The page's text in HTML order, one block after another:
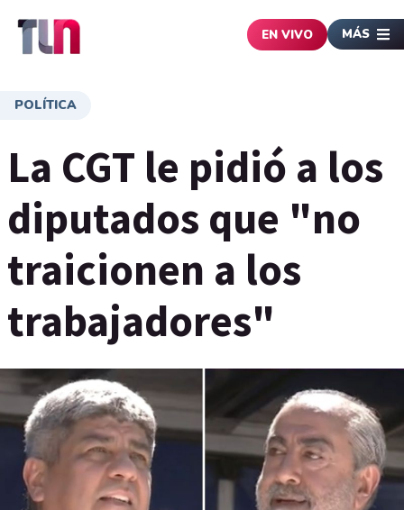
EN VIVO MÁS
POLÍTICA
La CGT le pidió a los
diputados que "no
traicionen a los
trabajadores"